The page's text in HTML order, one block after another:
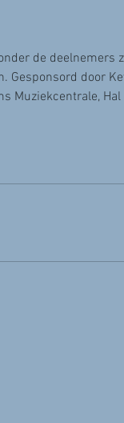
de
Gesponsord door
Muziekcentrale,